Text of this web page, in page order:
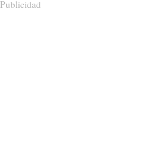
Publicidad